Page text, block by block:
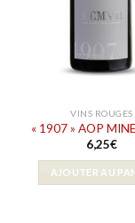
VINS ROUGES
« 1907 » AOP
6,25€
AJOUTER AU